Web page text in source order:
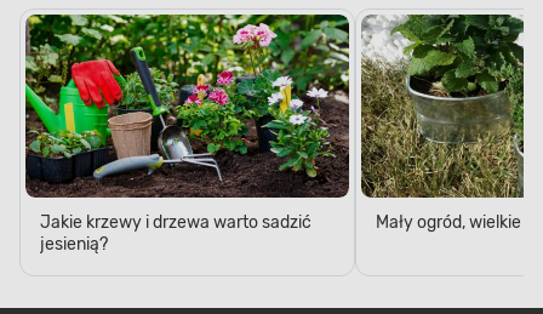
Jakie krzewy i drzewa warto sadzić
jesienią?
Mały ogród, wielkie